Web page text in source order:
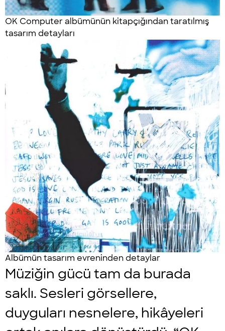
OK Computer albümünün kitapçığından taratılmış
tasarım detayları
Albümün tasarım evreninden detaylar
Müziğin gücü tam da burada
saklı. Sesleri görsellere,
duyguları nesnelere, hikâyeleri